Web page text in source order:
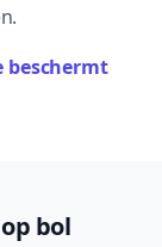
beschermt
bol